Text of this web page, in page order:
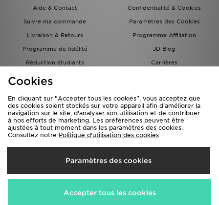
Aide & Contact
Confidentialité & Cookies
Suivre ma commande
Paramètres des Cookies
Livraison & Retours
Programme Affiliation
Programme de fidélité
JD Blog
Réduction étudiants
Carrières
Carte Cadeau
Livraison Vers
France
Nous acceptons les méthodes de paiement suivantes
Cookies
En cliquant sur "Accepter tous les cookies", vous acceptez que
des cookies soient stockés sur votre appareil afin d'améliorer la
navigation sur le site, d'analyser son utilisation et de contribuer
à nos efforts de marketing. Les préférences peuvent être
ajustées à tout moment dans les paramètres des cookies.
Consultez notre Politique d'utilisation des cookies
Paramètres des cookies
Accepter tous les cookies